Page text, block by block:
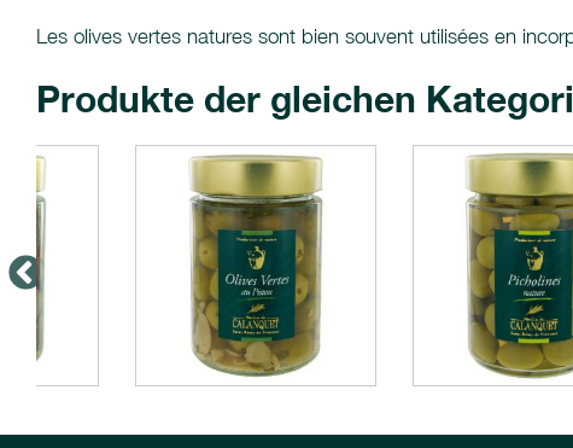
Les olives vertes natures sont bien souvent utilisées en
Produkte der gleichen